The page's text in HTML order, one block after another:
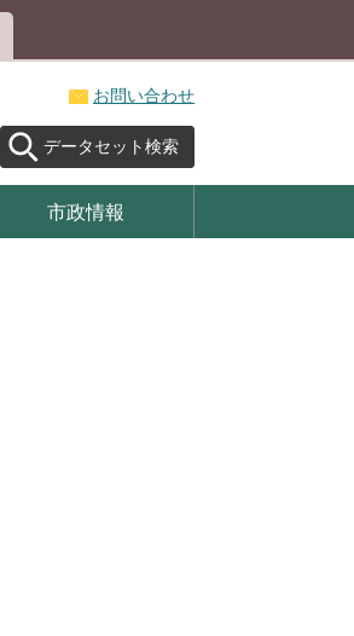
お問い合わせ
データセット検索
市政情報